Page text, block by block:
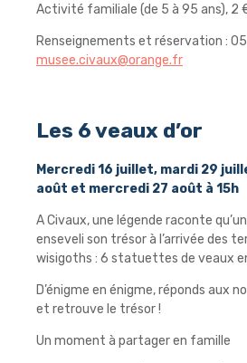
Activité familiale (de 5 à 95 ans), 2
Renseignements et réservation :
musee.civaux@orange.fr
Les 6 veaux d’or
Mercredi 16 juillet, mardi 29
août et mercredi 27 août à 15h
A Civaux, une légende raconte
enseveli son trésor à l’arrivée des
wisigoths : 6 statuettes de veaux
D’énigme en énigme, réponds aux
et retrouve le trésor !
Un moment à partager en famille